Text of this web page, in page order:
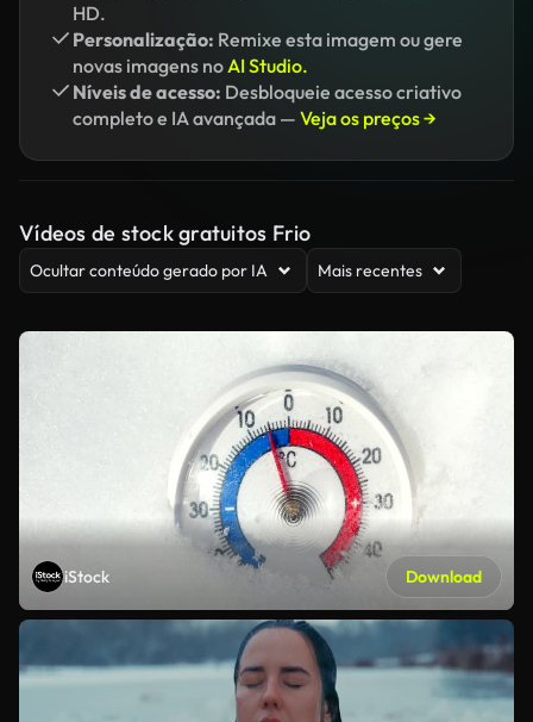
HD.
Personalização: Remixe esta imagem ou gere
novas imagens noAI Studio.
Níveis de acesso: Desbloqueie acesso criativo
completo e IA avançada — Veja os preços →
Vídeos de stock gratuitos Frio
Ocultar conteúdo gerado por IA Mais recentes
iStock Download